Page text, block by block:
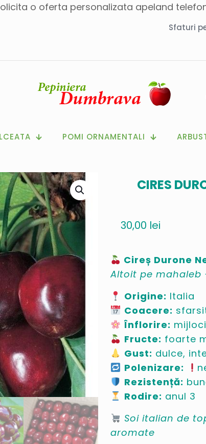
o oferta personalizata apeland
Sfaturi
POMI ORNAMENTALI
CIRES
30,00 lei
Cireș Durone
Altoit pe mahaleb
Origine: Italia
Coacere:
Înflorire:
Fructe: foarte
Gust: dulce,
Polenizare:
Rezistență:
Rodire: anul 3
Soi italian de
aromate